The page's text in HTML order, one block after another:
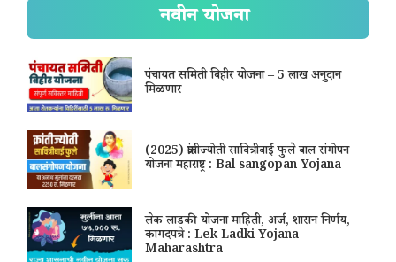
नवीन योजना
पंचायत समिती विहीर योजना – 5 लाख अनुदान
मिळणार
(2025) क्रांतीज्योती सावित्रीबाई फुले बाल संगोपन
योजना महाराष्ट्र : Bal sangopan Yojana
लेक लाडकी योजना माहिती, अर्ज, शासन निर्णय,
कागदपत्रे : Lek Ladki Yojana
Maharashtra